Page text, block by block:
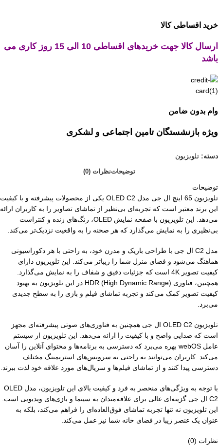
خرید اقساطی کالا
ارسال کالا جهت خریدهای اقساطی 10 الی 15 روز کاری می
باشد
وام بدون ضامن
ویژه بازنشستگان تامین اجتماعی و لشکری
دسته: تلویزیون
توضیحاتنظرات (0)
توضیحات
تلویزیون 65 اینچ ال جی مدل OLED C2 یکی از محصولات پیشرفته و با کیفیت
این برند معتبر است که تجربه‌ای بی‌نظیر از تماشای تصاویر را به کاربران ارائه
می‌دهد. این تلویزیون با صفحه نمایش OLED، رنگ‌های زنده و کنتراست
بی‌نظیری را به نمایش می‌گذارد که هر صحنه را به واقعیت نزدیک‌تر می‌کند.
مدل C2 ال جی با طراحی باریک و مدرن خود، به راحتی با هر دکوراسیونی
هماهنگ می‌شود و فضای منزل شما را زیباتر می‌کند. این تلویزیون دارای
کیفیت تصویر 4K است که جزئیات دقیق و شفاف را به نمایش می‌گذارد.
همچنین، فناوری HDR (High Dynamic Range) در این تلویزیون به بهبود
کیفیت تصویر کمک می‌کند و تجربه تماشای فیلم و بازی را به سطح جدیدی
می‌برد.
تلویزیون OLED C2 ال جی همچنین به فناوری‌های صوتی پیشرفته‌ای مجهز
است که صدایی واضح و با کیفیت را ارائه می‌دهد. این تلویزیون از سیستم
عامل webOS بهره می‌برد که دسترسی به برنامه‌ها و محتوای آنلاین را آسان
می‌کند. کاربران می‌توانند به راحتی به سرویس‌های استریمینگ مختلف
دسترسی پیدا کنند و از تماشای فیلم‌ها و سریال‌های مورد علاقه خود لذت ببرند.
با توجه به ویژگی‌های منحصر به فرد و کیفیت بالای این تلویزیون، مدل OLED
C2 ال جی گزینه‌ای عالی برای علاقه‌مندان به سینما و بازی‌های ویدیویی است.
این تلویزیون نه تنها تجربه تماشای فوق‌العاده‌ای را فراهم می‌کند، بلکه به
عنوان یک عنصر زیبا در فضای خانه شما نیز عمل می‌کند.
نظرات (0)